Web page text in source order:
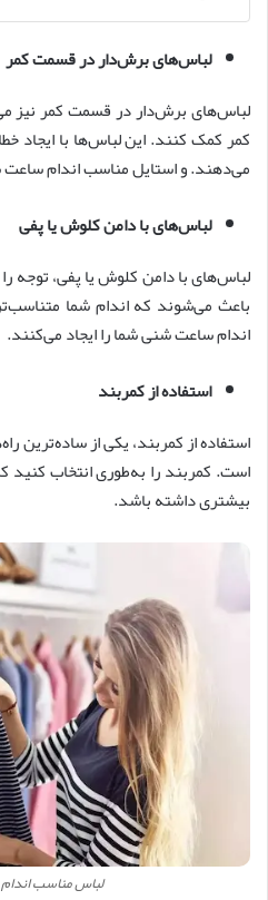
لباس‌های برش‌دار در قسمت کمر
لباس‌های برش‌دار در قسمت کمر نیز
کمر کمک کنند. این لباس‌ها با ایجاد
می‌دهند. و استایل مناسب اندام
لباس‌های با دامن کلوش یا پفی
لباس‌های با دامن کلوش یا پفی، توجه
باعث می‌شوند که اندام شما
اندام ساعت شنی شما را ایجاد می‌کنند.
استفاده از کمربند
استفاده از کمربند، یکی از ساده‌ترین
است. کمربند را به‌طوری انتخاب
بیشتری داشته باشد.
لباس مناسب